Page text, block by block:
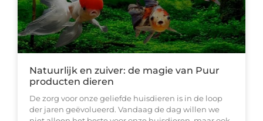
Natuurlijk en zuiver: de magie van Puur
producten dieren
De zorg voor onze geliefde huisdieren is in de loop
der jaren geëvolueerd. Vandaag de dag willen we